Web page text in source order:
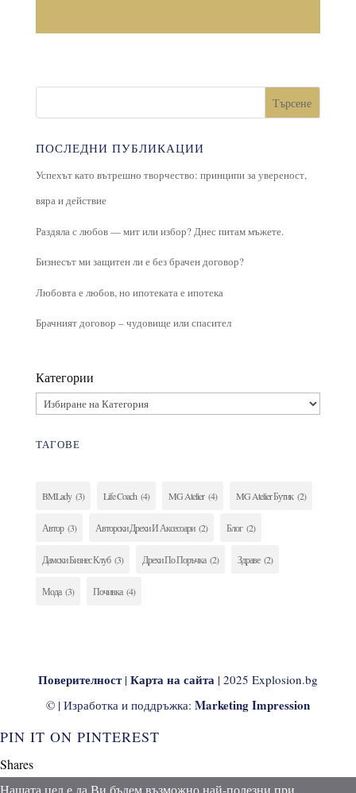
Търсене
ПОСЛЕДНИ ПУБЛИКАЦИИ
Успехът като вътрешно творчество: принципи за увереност,
вяра и действие
Раздяла с любов — мит или избор? Днес питам мъжете.
Бизнесът ми защитен ли е без брачен договор?
Любовта е любов, но ипотеката е ипотека
Брачният договор – чудовище или спасител
Категории
ТАГОВЕ
BMLady (3) Life Coach (4) MG Atelier (4) MG Atelier Бутик (2)
Автор (3) Авторски Дрехи И Аксесоари (2) Блог (2)
Дамски Бизнес Клуб (3) Дрехи По Поръчка (2) Здраве (2)
Мода (3) Почивка (4)
Поверителност| Карта на сайта | 2025 Explosion.bg
© | Изработка и поддръжка: Marketing Impression
PIN IT ON PINTEREST
Shares
Нашата цел е да Ви бъдем възможно най-полезни при